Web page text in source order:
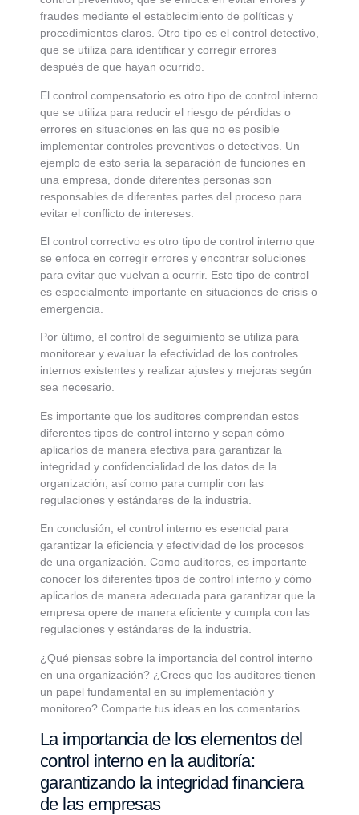
fraudes mediante el establecimiento de políticas y
procedimientos claros. Otro tipo es el control detectivo,
que se utiliza para identificar y corregir errores
después de que hayan ocurrido.
El control compensatorio es otro tipo de control interno
que se utiliza para reducir el riesgo de pérdidas o
errores en situaciones en las que no es posible
implementar controles preventivos o detectivos. Un
ejemplo de esto sería la separación de funciones en
una empresa, donde diferentes personas son
responsables de diferentes partes del proceso para
evitar el conflicto de intereses.
El control correctivo es otro tipo de control interno que
se enfoca en corregir errores y encontrar soluciones
para evitar que vuelvan a ocurrir. Este tipo de control
es especialmente importante en situaciones de crisis o
emergencia.
Por último, el control de seguimiento se utiliza para
monitorear y evaluar la efectividad de los controles
internos existentes y realizar ajustes y mejoras según
sea necesario.
Es importante que los auditores comprendan estos
diferentes tipos de control interno y sepan cómo
aplicarlos de manera efectiva para garantizar la
integridad y confidencialidad de los datos de la
organización, así como para cumplir con las
regulaciones y estándares de la industria.
En conclusión, el control interno es esencial para
garantizar la eficiencia y efectividad de los procesos
de una organización. Como auditores, es importante
conocer los diferentes tipos de control interno y cómo
aplicarlos de manera adecuada para garantizar que la
empresa opere de manera eficiente y cumpla con las
regulaciones y estándares de la industria.
¿Qué piensas sobre la importancia del control interno
en una organización? ¿Crees que los auditores tienen
un papel fundamental en su implementación y
monitoreo? Comparte tus ideas en los comentarios.
La importancia de los elementos del
control interno en la auditoría:
garantizando la integridad financiera
de las empresas